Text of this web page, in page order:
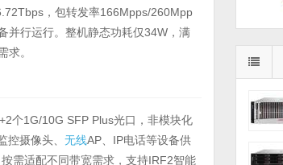
，包转发率166Mpps/260Mpp
并行运行。整机静态功耗仅34W，满
求。
个1G/10G SFP Plus光口，非模块化
控摄像头、无线AP、IP电话等设备供
需适配不同带宽需求，支持IRF2智能